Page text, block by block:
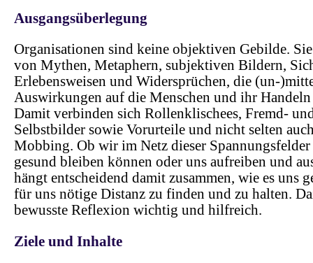
Ausgangsüberlegung
Organisationen sind keine objektiven Gebilde.
von Mythen, Metaphern, subjektiven Bildern,
Erlebensweisen und Widersprüchen, die (un-
Auswirkungen auf die Menschen und ihr Handeln
Damit verbinden sich Rollenklischees, Fremd-
Selbstbilder sowie Vorurteile und nicht selten
Mobbing. Ob wir im Netz dieser Spannungsfelder
gesund bleiben können oder uns aufreiben und
hängt entscheidend damit zusammen, wie es uns
für uns nötige Distanz zu finden und zu halten.
bewusste Reflexion wichtig und hilfreich.
Ziele und Inhalte